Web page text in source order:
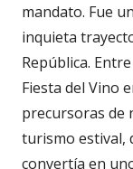
mandato. Fue
inquieta
República.
Fiesta del Vino
precursoras de
turismo estival,
convertía en